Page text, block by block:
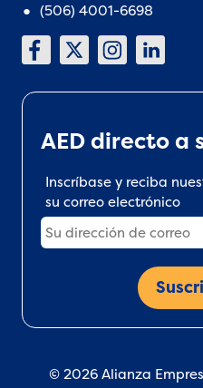
(506) 4001-6698
AED directo a
Inscríbase y reciba
su correo electrónico
© 2026 Alianza